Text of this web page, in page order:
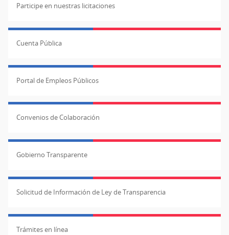
Participe en nuestras licitaciones
Cuenta Pública
Portal de Empleos Públicos
Convenios de Colaboración
Gobierno Transparente
Solicitud de Información de Ley de Transparencia
Trámites en línea